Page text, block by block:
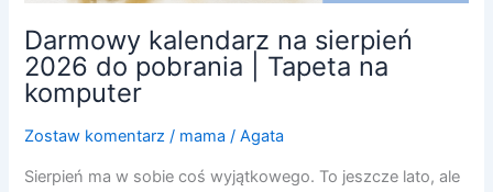
Darmowy kalendarz na sierpień
2026 do pobrania | Tapeta na
komputer
Zostaw komentarz / mama /Agata
Sierpień ma w sobie coś wyjątkowego. To jeszcze lato, ale